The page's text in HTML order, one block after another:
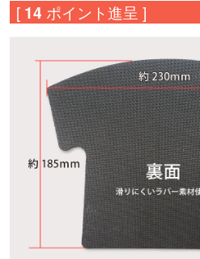
[ 14 ポイント進呈 ]